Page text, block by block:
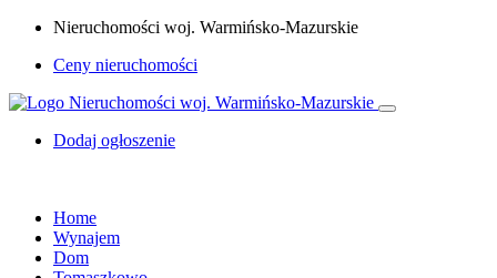
Nieruchomości woj. Warmińsko-Mazurskie
Ceny nieruchomości
Dodaj ogłoszenie
Home
Wynajem
Dom